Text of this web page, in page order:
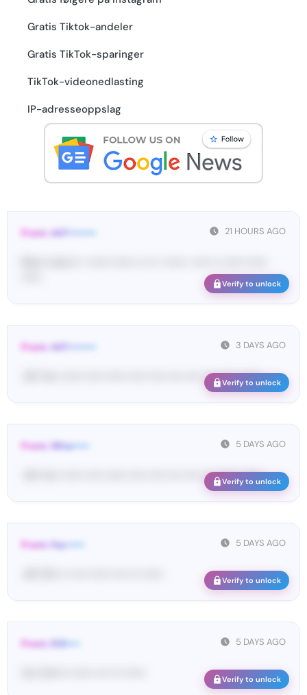
Gratis Tiktok-andeler
Gratis TikTok-sparinger
TikTok-videonedlasting
IP-adresseoppslag
21 HOURS AGO
From: 447••••••••
Verify to unlock
3 DAYS AGO
From: 447••••••••
<#• Yo•• •••••• ••••• •••••• ••••• ••••• •••• •••• •••• •••••• ••••••
Verify to unlock
5 DAYS AGO
From: Wha•••••
<#• Yo•• •••••• ••••• •••••• ••••• ••••• •••• •••• •••• •••••• ••••••
Verify to unlock
5 DAYS AGO
From: Fac•••••
Verify to unlock
5 DAYS AGO
From: DIS••••
Verify to unlock